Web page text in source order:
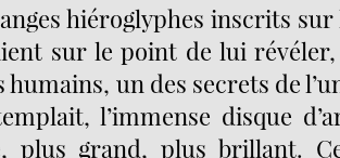
hiéroglyphes inscrits sur
sur le point de lui
humains, un des secrets de
l’immense disque
plus grand, plus brillant.